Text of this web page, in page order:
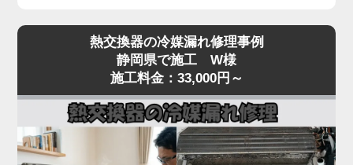
は入るが数分で停止する」「特定のエラーコード
（E1・F1・H1など）が出て動かない」といった症
状は、室内機または室外機の制御基板の故障が原因
のケースが多く見られます。
基板は経年劣化に加え、雷サージや過電流、コンデ
ンサの容量抜けなどで突発的に故障することがあり
熱交換器の冷媒漏れ修理事例
静岡県で施工 W様
施工料金：33,000円～